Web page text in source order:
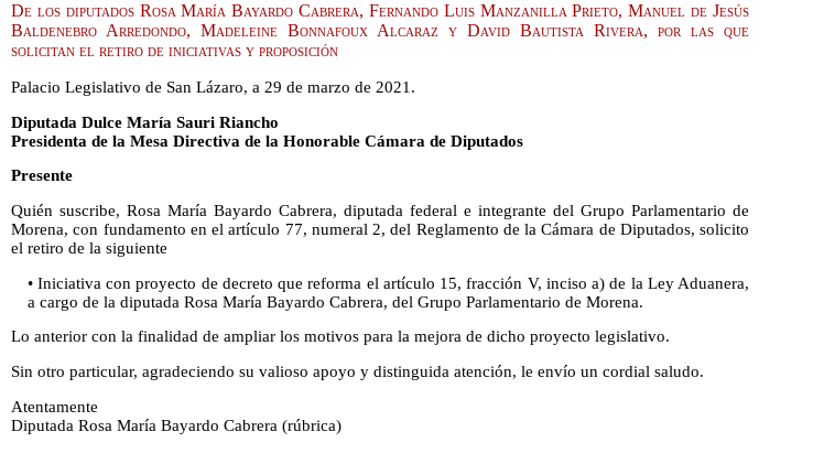
De los diputados Rosa María Bayardo Cabrera, Fernando Luis Manzanilla Prieto, Manuel de Jesús
Baldenebro Arredondo, Madeleine Bonnafoux Alcaraz y David Bautista Rivera, por las que
solicitan el retiro de iniciativas y proposición
Palacio Legislativo de San Lázaro, a 29 de marzo de 2021.
Diputada Dulce María Sauri Riancho
Presidenta de la Mesa Directiva de la Honorable Cámara de Diputados
Presente
Quién suscribe, Rosa María Bayardo Cabrera, diputada federal e integrante del Grupo Parlamentario de
Morena, con fundamento en el artículo 77, numeral 2, del Reglamento de la Cámara de Diputados, solicito
el retiro de la siguiente
• Iniciativa con proyecto de decreto que reforma el artículo 15, fracción V, inciso a) de la Ley Aduanera,
a cargo de la diputada Rosa María Bayardo Cabrera, del Grupo Parlamentario de Morena.
Lo anterior con la finalidad de ampliar los motivos para la mejora de dicho proyecto legislativo.
Sin otro particular, agradeciendo su valioso apoyo y distinguida atención, le envío un cordial saludo.
Atentamente
Diputada Rosa María Bayardo Cabrera (rúbrica)